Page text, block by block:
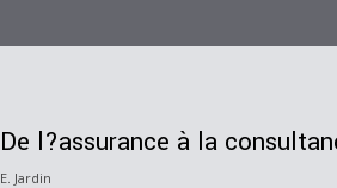
De l?assurance à la
E. Jardin